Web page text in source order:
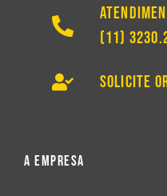
(11)
Solicite
A Empresa